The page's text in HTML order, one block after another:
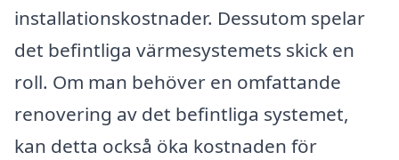
installationskostnader. Dessutom spelar
det befintliga värmesystemets skick en
roll. Om man behöver en omfattande
renovering av det befintliga systemet,
kan detta också öka kostnaden för